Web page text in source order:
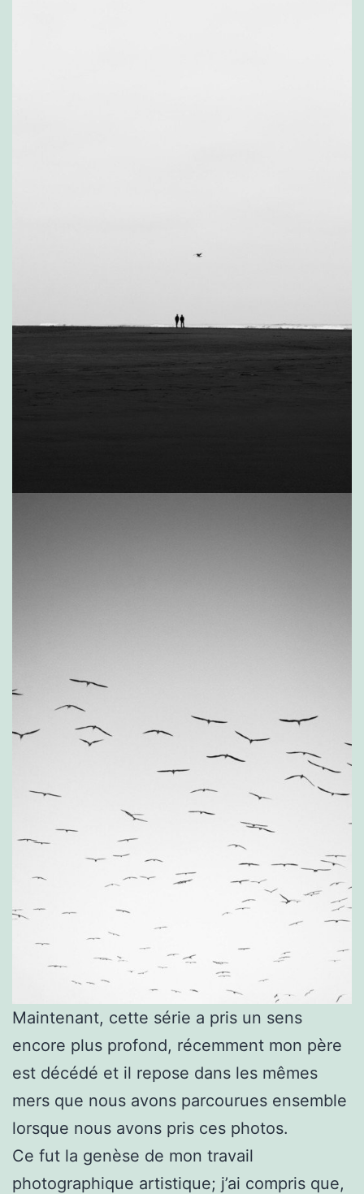
Maintenant, cette série a pris un sens
encore plus profond, récemment mon père
est décédé et il repose dans les mêmes
mers que nous avons parcourues ensemble
lorsque nous avons pris ces photos.
Ce fut la genèse de mon travail
photographique artistique; j’ai compris que,